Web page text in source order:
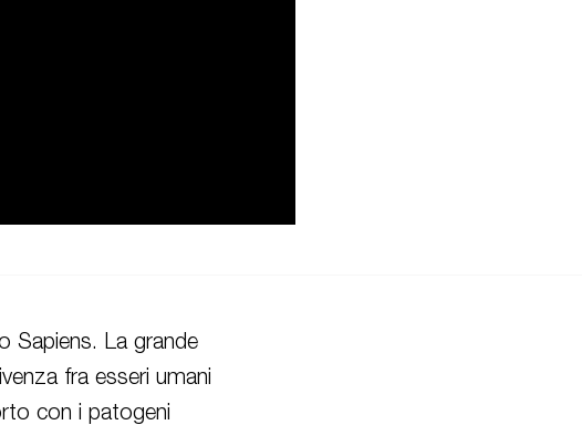
Sapiens. La grande
fra esseri umani
con i patogeni